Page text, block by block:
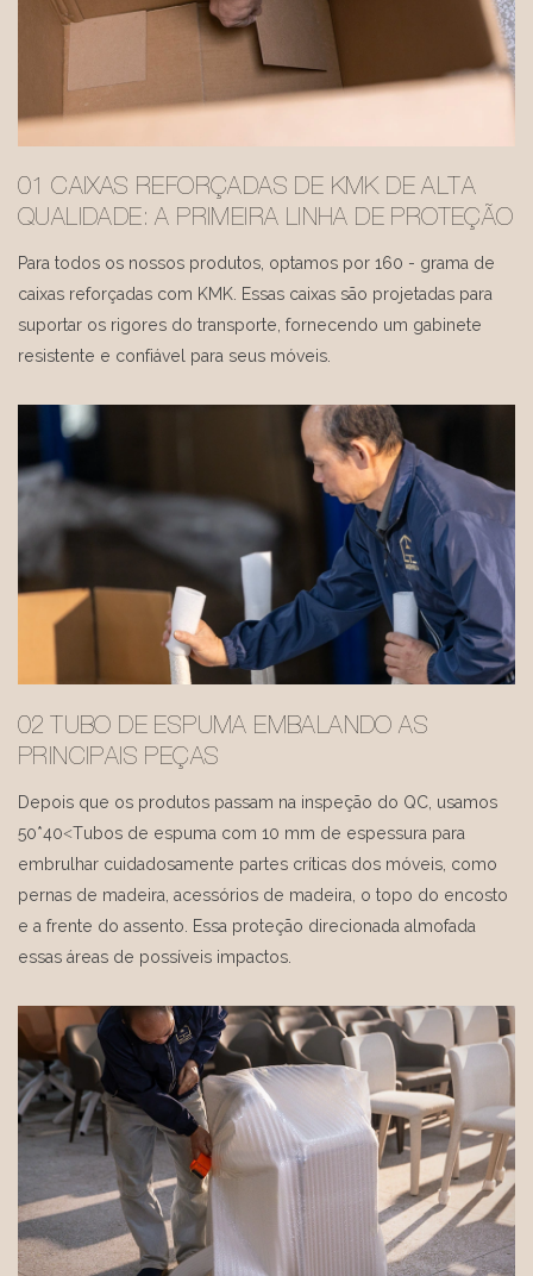
01 CAIXAS REFORÇADAS DE KMK DE ALTA
QUALIDADE: A PRIMEIRA LINHA DE PROTEÇÃO
Para todos os nossos produtos, optamos por 160 - grama de
caixas reforçadas com KMK. Essas caixas são projetadas para
suportar os rigores do transporte, fornecendo um gabinete
resistente e confiável para seus móveis.
02 TUBO DE ESPUMA EMBALANDO AS
PRINCIPAIS PEÇAS
Depois que os produtos passam na inspeção do QC, usamos
50*40<Tubos de espuma com 10 mm de espessura para
embrulhar cuidadosamente partes críticas dos móveis, como
pernas de madeira, acessórios de madeira, o topo do encosto
e a frente do assento. Essa proteção direcionada almofada
essas áreas de possíveis impactos.